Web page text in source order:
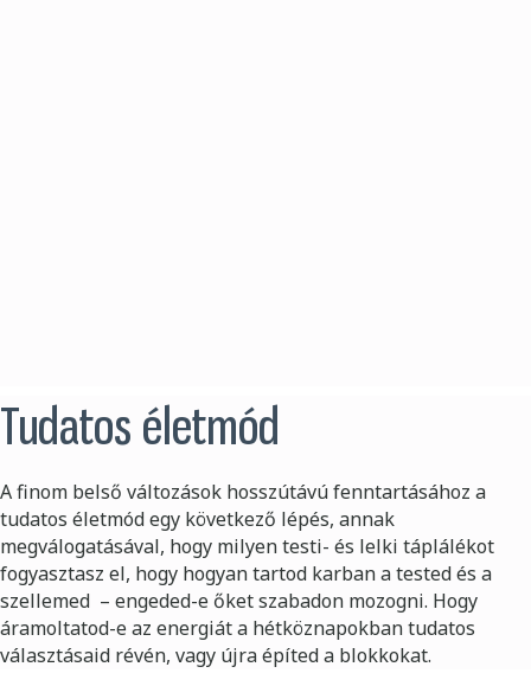
Tudatos életmód
A finom belső változások hosszútávú fenntartásához a
tudatos életmód egy következő lépés, annak
megválogatásával, hogy milyen testi- és lelki táplálékot
fogyasztasz el, hogy hogyan tartod karban a tested és a
szellemed – engeded-e őket szabadon mozogni. Hogy
áramoltatod-e az energiát a hétköznapokban tudatos
választásaid révén, vagy újra építed a blokkokat.